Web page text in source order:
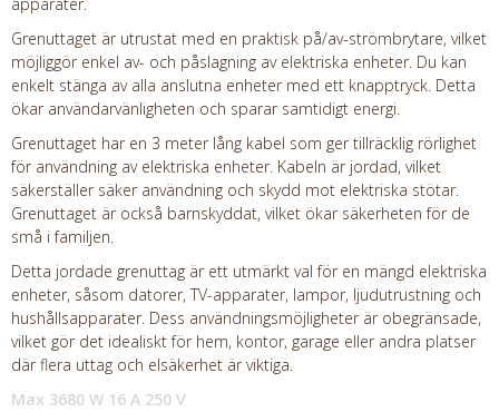
apparater.
Grenuttaget är utrustat med en praktisk på/av-strömbrytare, vilket
möjliggör enkel av- och påslagning av elektriska enheter. Du kan
enkelt stänga av alla anslutna enheter med ett knapptryck. Detta
ökar användarvänligheten och sparar samtidigt energi.
Grenuttaget har en 3 meter lång kabel som ger tillräcklig rörlighet
för användning av elektriska enheter. Kabeln är jordad, vilket
säkerställer säker användning och skydd mot elektriska stötar.
Grenuttaget är också barnskyddat, vilket ökar säkerheten för de
små i familjen.
Detta jordade grenuttag är ett utmärkt val för en mängd elektriska
enheter, såsom datorer, TV-apparater, lampor, ljudutrustning och
hushållsapparater. Dess användningsmöjligheter är obegränsade,
vilket gör det idealiskt för hem, kontor, garage eller andra platser
där flera uttag och elsäkerhet är viktiga.
Max 3680 W 16 A 250 V